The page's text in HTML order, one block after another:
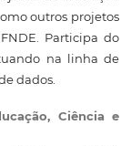
outros projetos
Participa do
na linha de
dados.
Ciência e